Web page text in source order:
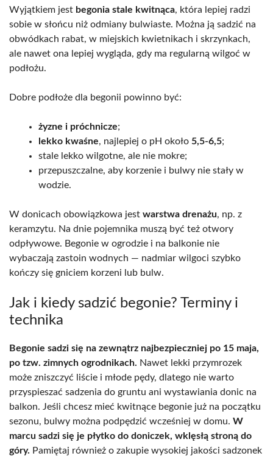
Wyjątkiem jest begonia stale kwitnąca, która lepiej radzi
sobie w słońcu niż odmiany bulwiaste. Można ją sadzić na
obwódkach rabat, w miejskich kwietnikach i skrzynkach,
ale nawet ona lepiej wygląda, gdy ma regularną wilgoć w
podłożu.
Dobre podłoże dla begonii powinno być:
żyzne i próchnicze;
lekko kwaśne, najlepiej o pH około 5,5-6,5;
stale lekko wilgotne, ale nie mokre;
przepuszczalne, aby korzenie i bulwy nie stały w
wodzie.
W donicach obowiązkowa jest warstwa drenażu, np. z
keramzytu. Na dnie pojemnika muszą być też otwory
odpływowe. Begonie w ogrodzie i na balkonie nie
wybaczają zastoin wodnych — nadmiar wilgoci szybko
kończy się gniciem korzeni lub bulw.
Jak i kiedy sadzić begonie? Terminy i
technika
Begonie sadzi się na zewnątrz najbezpieczniej po 15 maja,
po tzw. zimnych ogrodnikach. Nawet lekki przymrozek
może zniszczyć liście i młode pędy, dlatego nie warto
przyspieszać sadzenia do gruntu ani wystawiania donic na
balkon. Jeśli chcesz mieć kwitnące begonie już na początku
sezonu, bulwy można podpędzić wcześniej w domu. W
marcu sadzi się je płytko do doniczek, wklęsłą stroną do
góry. Pamiętaj również o zakupie wysokiej jakości sadzonek